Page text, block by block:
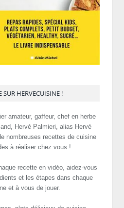
SUR HERVECUISINE !
amateur, gaffeur, chef en herbe
Hervé Palmieri, alias Hervé
nombreuses recettes de cuisine
à réaliser chez vous !
recette en vidéo, aidez-vous
et les étapes dans chaque
et à vous de jouer.